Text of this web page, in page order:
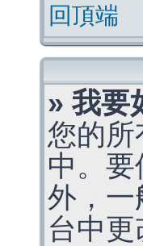
回頂端
» 我要
您的
中。
外，一
台中